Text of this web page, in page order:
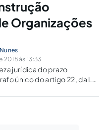
Organizações
às 13:33
jurídica do prazo
único do artigo 22, da Lei